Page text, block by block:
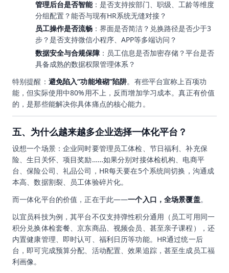
管理后台是否智能：是否支持按部门、职级、工龄等维度
分组配置？能否与现有HR系统无缝对接？
员工操作是否流畅 ：界面是否简洁？兑换路径是否少于3
步？是否支持微信小程序、APP等多端访问？
数据安全与合规保障 ：员工信息是否加密存储？平台是否
具备成熟的数据权限管理体系？
特别提醒： 避免陷入“功能堆砌”陷阱。有些平台宣称上百项功
能，但实际使用中80%用不上，反而增加学习成本。真正有价值
的，是那些能解决你具体痛点的核心能力。
五、为什么越来越多企业选择一体化平台？
设想一个场景：企业同时要管理员工体检、节日福利、补充保
险、生日关怀、项目奖励……如果分别对接体检机构、电商平
台、保险公司、礼品公司，HR每天要在5个系统间切换，沟通成
本高、数据割裂、员工体验碎片化。
而一体化平台的价值，正在于此——一个入口，全场景覆盖。
以宜员科技为例，其平台不仅支持弹性积分通用（员工可用同一
积分兑换体检套餐、京东商品、视频会员、甚至亲子课程），还
内置健康管理、即时认可、福利日历等功能。HR通过统一后
台，即可完成预算分配、活动配置、效果追踪，甚至生成员工福
利画像。